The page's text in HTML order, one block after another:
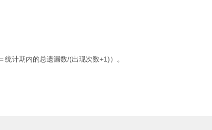
计期内的总遗漏数/(出现次数+1)）。